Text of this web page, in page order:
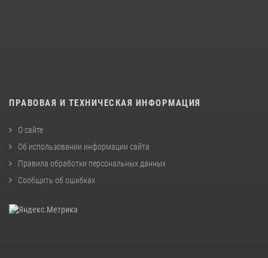
ПРАВОВАЯ И ТЕХНИЧЕСКАЯ ИНФОРМАЦИЯ
О сайте
Об использовании информации сайта
Правила обработки персональных данных
Сообщить об ошибках